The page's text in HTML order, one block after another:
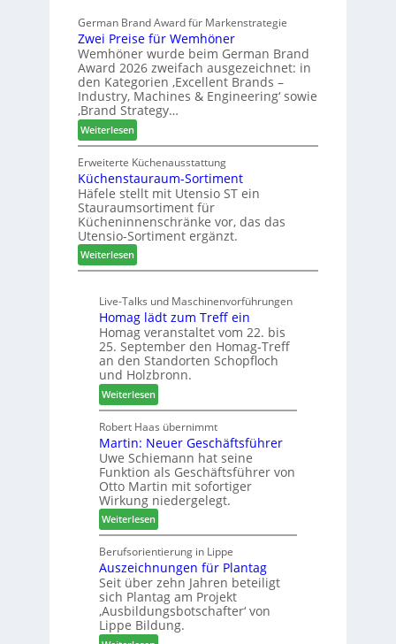
t
Z
u
k
u
n
f
t
s
t
F
ü
h
r
u
n
g
a
n
v
e
d
i
u
n
d
H
u
b
t
e
x
s
t
e
e
n
a
u
s
German Brand Award für Markenstrategie
Zwei Preise für Wemhöner
Wemhöner wurde beim German Brand
Award 2026 zweifach ausgezeichnet: in
den Kategorien ‚Excellent Brands –
Industry, Machines & Engineering‘ sowie
‚Brand Strategy…
Weiterlesen:
Z
w
e
i
P
r
e
i
s
f
ü
r
W
e
m
h
ö
n
e
r
Erweiterte Küchenausstattung
Küchenstauraum-Sortiment
Häfele stellt mit Utensio ST ein
Stauraumsortiment für
Kücheninnenschränke vor, das das
Utensio-Sortiment ergänzt.
Weiterlesen:
K
c
h
e
n
s
t
a
u
r
a
u
m
-
S
o
r
t
i
m
e
n
t
Live-Talks und Maschinenvorführungen
Homag lädt zum Treff ein
Homag veranstaltet vom 22. bis
25. September den Homag-Treff
an den Standorten Schopfloch
und Holzbronn.
Weiterlesen:
H
o
m
a
g
l
ä
d
t
z
u
m
T
r
e
Robert Haas übernimmt
Martin: Neuer Geschäftsführer
Uwe Schiemann hat seine
Funktion als Geschäftsführer von
Otto Martin mit sofortiger
Wirkung niedergelegt.
Weiterlesen:
M
a
r
t
i
n
:
Berufsorientierung in Lippe
Auszeichnungen für Plantag
Seit über zehn Jahren beteiligt
sich Plantag am Projekt
‚Ausbildungsbotschafter‘ von
Lippe Bildung.